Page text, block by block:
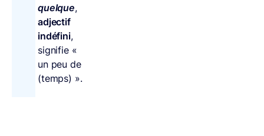
quelque,
adjectif
indéfini,
signifie «
un peu de
(temps) ».